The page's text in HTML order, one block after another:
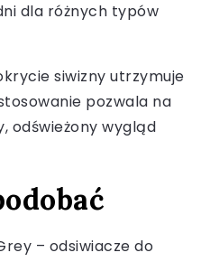
dla różnych typów
siwizny utrzymuje
pozwala na
odświeżony wygląd
– odsiwiacze do